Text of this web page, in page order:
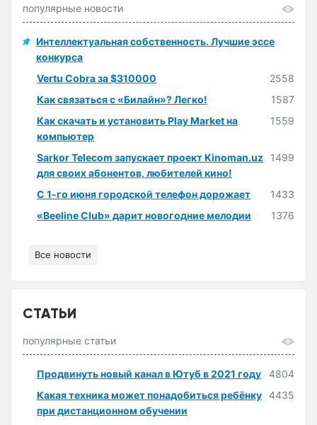
популярные новости
Интеллектуальная собственность. Лучшие эссе
конкурса
Vertu Cobra за $310000
2558
Как связаться с «Билайн»? Легко!
1587
Как скачать и установить Play Market на
компьютер
1559
Sarkor Telecom запускает проект Kinoman.uz
для своих абонентов, любителей кино!
1499
С 1-го июня городской телефон дорожает
1433
«Beeline Club» дарит новогодние мелодии
1376
Все новости
СТАТЬИ
популярные статьи
Продвинуть новый канал в Ютуб в 2021 году
4804
Какая техника может понадобиться ребёнку
при дистанционном обучении
4435